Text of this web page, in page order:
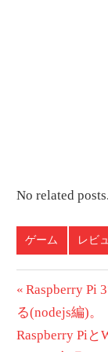
No related posts.
ゲーム レビ
投
稿
前
の
投
Raspberry Pi
る(nodejs編)。
次
Raspberry Piと